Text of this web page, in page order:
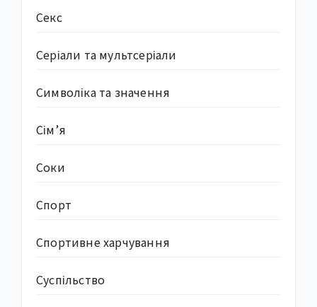
Секс
Серіали та мультсеріали
Символіка та значення
Сім’я
Соки
Спорт
Спортивне харчування
Суcпільство